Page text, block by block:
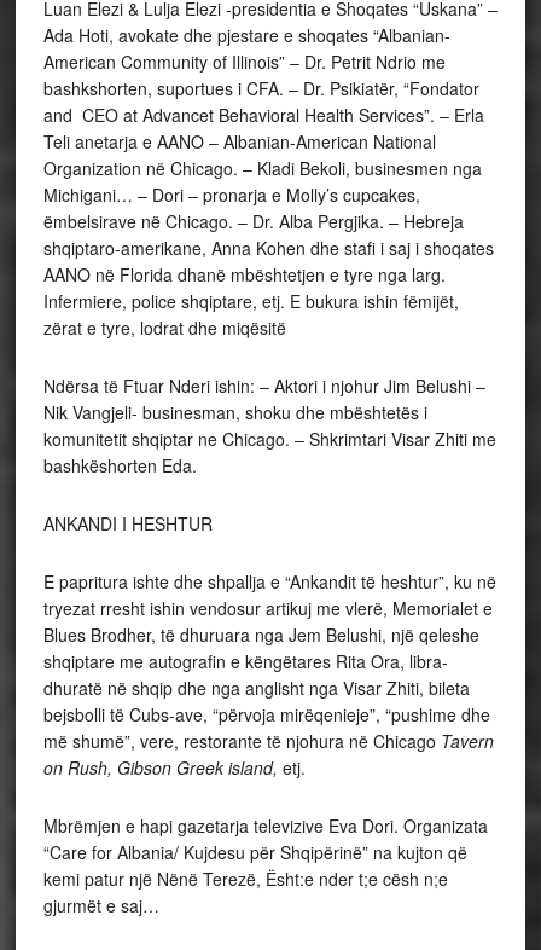
Luan Elezi & Lulja Elezi -presidentia e Shoqates “Uskana” –
Ada Hoti, avokate dhe pjestare e shoqates “Albanian-
American Community of Illinois” – Dr. Petrit Ndrio me
bashkshorten, suportues i CFA. – Dr. Psikiatër, “Fondator
and CEO at Advancet Behavioral Health Services”. – Erla
Teli anetarja e AANO – Albanian-American National
Organization në Chicago. – Kladi Bekoli, businesmen nga
Michigani… – Dori – pronarja e Molly’s cupcakes,
ëmbelsirave në Chicago. – Dr. Alba Pergjika. – Hebreja
shqiptaro-amerikane, Anna Kohen dhe stafi i saj i shoqates
AANO në Florida dhanë mbështetjen e tyre nga larg.
Infermiere, police shqiptare, etj. E bukura ishin fëmijët,
zërat e tyre, lodrat dhe miqësitë
Ndërsa të Ftuar Nderi ishin: – Aktori i njohur Jim Belushi –
Nik Vangjeli- businesman, shoku dhe mbështetës i
komunitetit shqiptar ne Chicago. – Shkrimtari Visar Zhiti me
bashkëshorten Eda.
ANKANDI I HESHTUR
E papritura ishte dhe shpallja e “Ankandit të heshtur”, ku në
tryezat rresht ishin vendosur artikuj me vlerë, Memorialet e
Blues Brodher, të dhuruara nga Jem Belushi, një qeleshe
shqiptare me autografin e këngëtares Rita Ora, libra-
dhuratë në shqip dhe nga anglisht nga Visar Zhiti, bileta
bejsbolli të Cubs-ave, “përvoja mirëqenieje”, “pushime dhe
më shumë”, vere, restorante të njohura në Chicago Tavern
on Rush, Gibson Greek island, etj.
Mbrëmjen e hapi gazetarja televizive Eva Dori. Organizata
“Care for Albania/ Kujdesu për Shqipërinë” na kujton që
kemi patur një Nënë Terezë, Ësht:e nder t;e cësh n;e
gjurmët e saj…